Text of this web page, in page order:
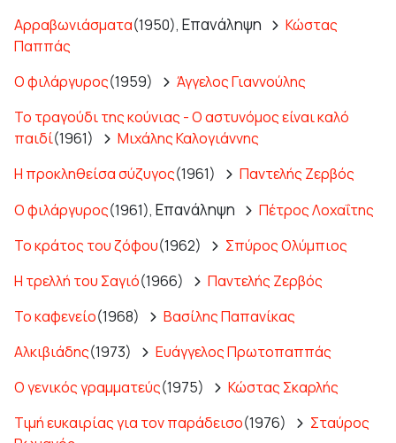
Αρραβωνιάσματα(1950), Επανάληψη
Κώστας
Παππάς
Ο φιλάργυρος(1959)
Άγγελος Γιαννούλης
Το τραγούδι της κούνιας - Ο αστυνόμος είναι καλό
παιδί(1961)
Μιχάλης Καλογιάννης
Η προκληθείσα σύζυγος(1961)
Παντελής Ζερβός
Ο φιλάργυρος(1961), Επανάληψη
Πέτρος Λοχαΐτης
Το κράτος του ζόφου(1962)
Σπύρος Ολύμπιος
Η τρελλή του Σαγιό(1966)
Παντελής Ζερβός
Το καφενείο(1968)
Βασίλης Παπανίκας
Αλκιβιάδης(1973)
Ευάγγελος Πρωτοπαππάς
Ο γενικός γραμματεύς(1975)
Κώστας Σκαρλής
Τιμή ευκαιρίας για τον παράδεισο(1976)
Σταύρος